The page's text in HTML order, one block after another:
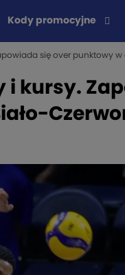
Kody promocyjne
się over punktowy w
i kursy.